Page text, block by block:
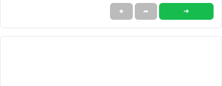
★ ➦ ➜